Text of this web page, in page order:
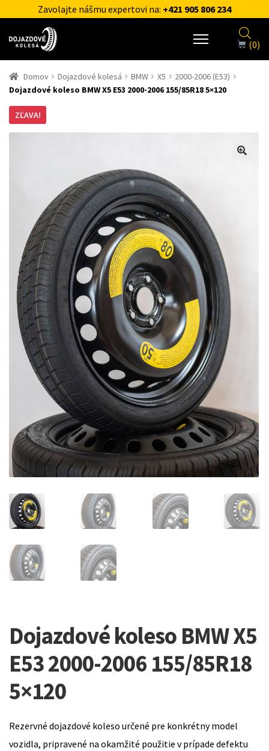
Zavolajte nášmu expertovi na: +421 905 806 234
(0)
Domov Dojazdové kolesá BMW X5
2000-2006 (E53)
Dojazdové koleso BMW X5 E53 2000-2006 155/85R18 5×120
ZĽAVA!
Dojazdové koleso BMW X5
E53 2000-2006 155/85R18
5×120
Rezervné dojazdové koleso určené pre konkrétny model
vozidla, pripravené na okamžité použitie v prípade defektu